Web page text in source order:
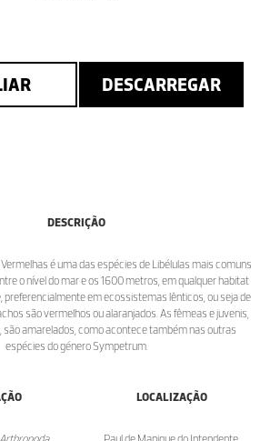
DESCARREGAR
DESCRIÇÃO
é uma das espécies de Libélulas mais comuns
o nível do mar e os 1600 metros, em qualquer habitat
preferencialmente em ecossistemas lênticos, ou seja de
são vermelhos ou alaranjados. As fêmeas e juvenis,
são amarelados, como acontece também nas outras
espécies do género Sympetrum.
LOCALIZAÇÃO